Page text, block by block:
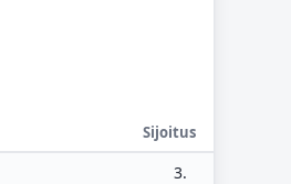
Sijoitus
3.